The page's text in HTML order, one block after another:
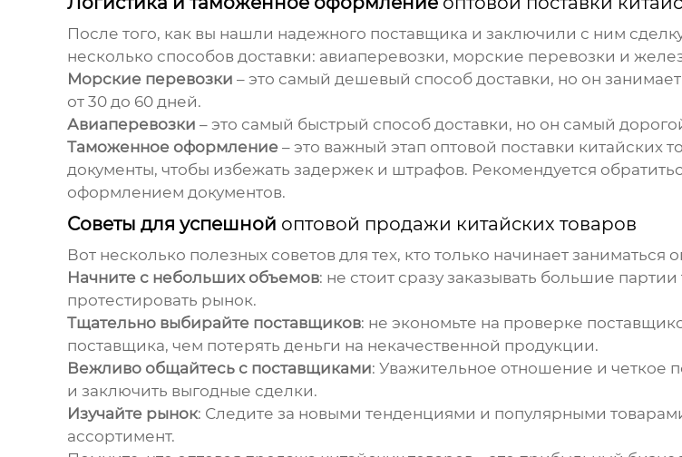
После того, как вы нашли надежного поставщика и заключили с ним
несколько способов доставки: авиаперевозки, морские перевозки и
Морские перевозки – это самый дешевый способ доставки, но он
от 30 до 60 дней.
Авиаперевозки – это самый быстрый способ доставки, но он самый
Таможенное оформление– это важный этап оптовой поставки китайских
документы, чтобы избежать задержек и штрафов. Рекомендуется
оформлением документов.
Советы для успешной оптовой продажи китайских товаров
Вот несколько полезных советов для тех, кто только начинает заниматься
Начните с небольших объемов: не стоит сразу заказывать большие
протестировать рынок.
Тщательно выбирайте поставщиков: не экономьте на проверке
поставщика, чем потерять деньги на некачественной продукции.
Вежливо общайтесь с поставщиками: Уважительное отношение и четкое
и заключить выгодные сделки.
Изучайте рынок: Следите за новыми тенденциями и популярными
ассортимент.